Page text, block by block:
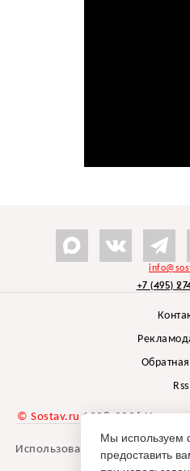
+7 (495)
Rss
© Sostav.ru 1998-2026
Использование материалов
указании
Мы используем
предоставить